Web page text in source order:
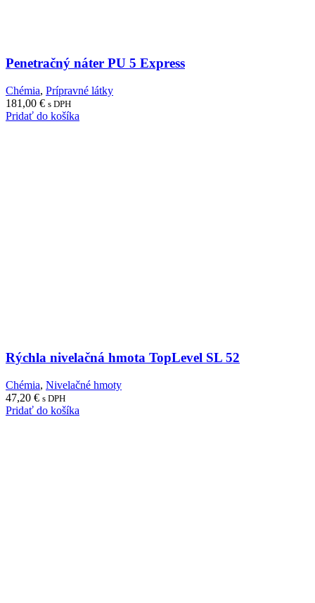
Penetračný náter PU 5 Express
Chémia, Prípravné látky
181,00 € s DPH
Pridať do košíka
Rýchla nivelačná hmota TopLevel SL 52
Chémia, Nivelačné hmoty
47,20 € s DPH
Pridať do košíka